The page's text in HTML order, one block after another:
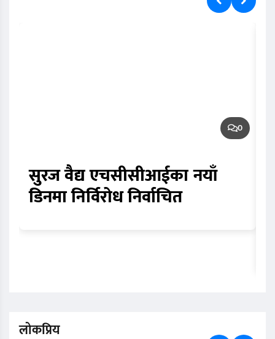
0
सुरज वैद्य एचसीसीआईका नयाँ
डिनमा निर्विरोध निर्वाचित
लोकप्रिय